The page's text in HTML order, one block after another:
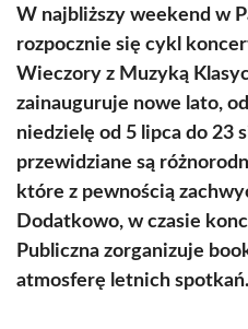
W najbliższy weekend w
rozpocznie się cykl
Wieczory z Muzyką
zainauguruje nowe lato,
niedzielę od 5 lipca do 23
przewidziane są
które z pewnością
Dodatkowo, w czasie
Publiczna zorganizuje
atmosferę letnich spotkań.